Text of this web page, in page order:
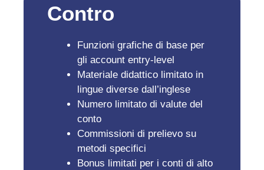
Contro
Funzioni grafiche di base per
gli account entry-level
Materiale didattico limitato in
lingue diverse dall’inglese
Numero limitato di valute del
conto
Commissioni di prelievo su
metodi specifici
Bonus limitati per i conti di alto